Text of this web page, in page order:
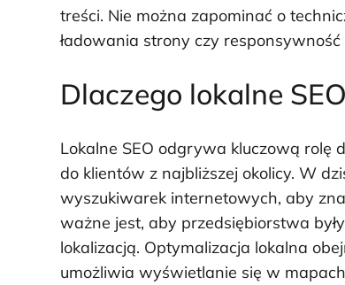
treści. Nie można zapominać o
ładowania strony czy
Dlaczego lokalne
Lokalne SEO odgrywa kluczową rolę
do klientów z najbliższej okolicy. W
wyszukiwarek internetowych, aby
ważne jest, aby przedsiębiorstwa
lokalizacją. Optymalizacja lokalna
umożliwia wyświetlanie się w